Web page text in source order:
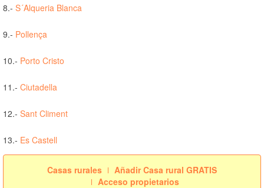
8.- S´Alqueria Blanca
9.- Pollença
10.- Porto Cristo
11.- Ciutadella
12.- Sant Climent
13.- Es Castell
Casas rurales
Añadir Casa rural GRATIS
Acceso propietarios